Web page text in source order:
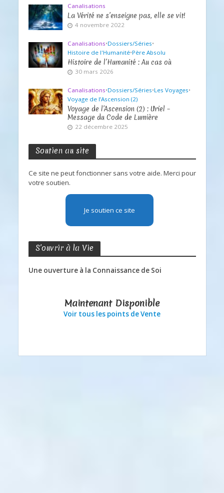
Canalisations
La Vérité ne s’enseigne pas, elle se vit!
4 novembre 2022
Canalisations•Dossiers/Séries•
Histoire de l'Humanité•Père Absolu
Histoire de l’Humanité : Au cas où
30 mars 2026
Canalisations•Dossiers/Séries•Les Voyages•
Voyage de l’Ascension (2)
Voyage de l’Ascension (2) : Uriel –
Message du Code de Lumière
22 décembre 2025
Soutien au site
Ce site ne peut fonctionner sans votre aide. Merci pour
votre soutien.
Je soutien ce site
S’ouvrir à la Vie
Une ouverture à la Connaissance de Soi
Maintenant Disponible
Voir tous les points de Vente